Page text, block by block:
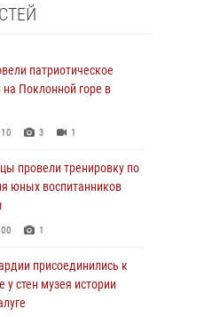
патриотическое
на Поклонной горе в
3 1
провели тренировку по
юных воспитанников
1
присоединились к
у стен музея истории